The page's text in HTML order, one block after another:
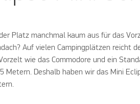
Platz manchmal kaum aus für das
Auf vielen Campingplätzen reicht
wie das Commodore und ein
Metern. Deshalb haben wir das Mini